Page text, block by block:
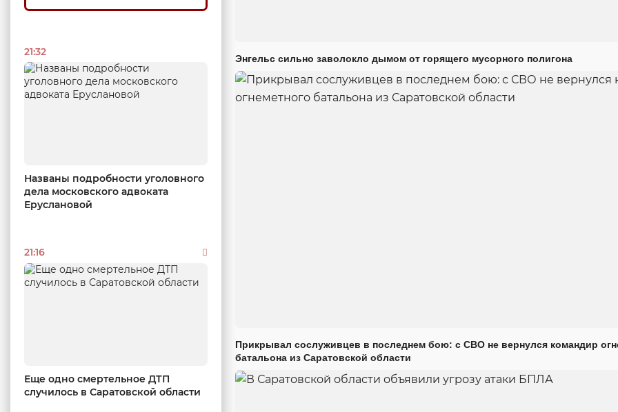
21:32
Названы подробности уголовного
дела московского адвоката
Еруслановой
21:16
Еще одно смертельное ДТП
случилось в Саратовской области
Энгельс сильно заволокло дымом от горящего мусорного полигона
Прикрывал сослуживцев в последнем бою: с СВО не вернулся командир
батальона из Саратовской области